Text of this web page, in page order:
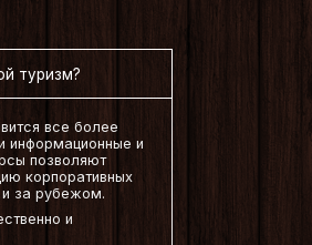
туризм?
все более
информационные и
позволяют
корпоративных
и за рубежом.
и